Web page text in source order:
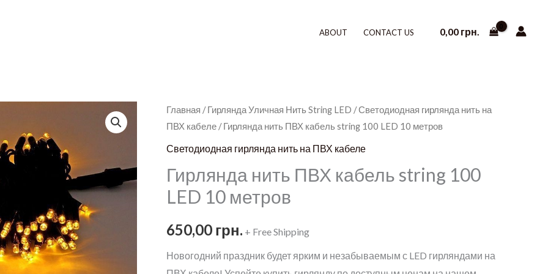
ABOUT CONTACT US 0,00 грн.
Главная /Гирлянда Уличная Нить String LED /Светодиодная гирлянда нить на
ПВХ кабеле / Гирлянда нить ПВХ кабель string 100 LED 10 метров
Светодиодная гирлянда нить на ПВХ кабеле
Гирлянда нить ПВХ кабель string 100
LED 10 метров
650,00 грн. + Free Shipping
Новогодний праздник будет ярким и незабываемым с LED гирляндами на